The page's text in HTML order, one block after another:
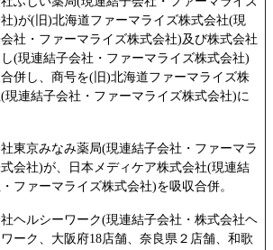
)が(旧)北海道ファーマライズ株式会社(現
社・ファーマライズ株式会社)及び株式会社
(現連結子会社・ファーマライズ株式会社)
併し、商号を(旧)北海道ファーマライズ株
現連結子会社・ファーマライズ株式会社)に
東京みなみ薬局(現連結子会社・ファーマラ
会社)が、日本メディケア株式会社(現連結
ファーマライズ株式会社)を吸収合併。
ヘルシーワーク(現連結子会社・株式会社ヘ
ーク、大阪府18店舗、奈良県２店舗、和歌